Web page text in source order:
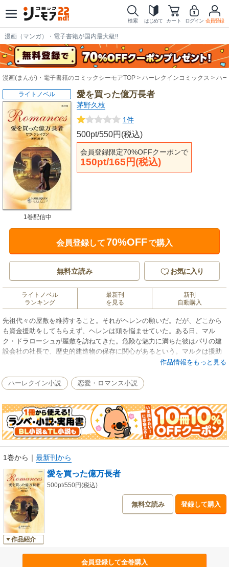
検索 はじめて カート ログイン 会員登録
漫画（マンガ）・電子書籍が国内最大級!!
漫画(まんが)・電子書籍のコミックシーモアTOP ハーレクインコミックス ハ
愛を買った億万長者
茅野久枝
1件
500pt/550円(税込)
会員登録限定70%OFFクーポンで
150pt/165円(税込)
ライトノベル
1巻配信中
会員登録して70%OFFで購入
無料立読み お気に入り
ライトノベル
ランキング
最新刊
を見る
新刊
自動購入
先祖代々の屋敷を維持すること。それがヘレンの願いだ。だが、どこから
も資金援助をしてもらえず、ヘレンは頭を悩ませていた。ある日、マル
ク・ドラローシュが屋敷を訪ねてきた。危険な魅力に満ちた彼はパリの建
設会社の社長で、歴史的建造物の保存に関心があるという。マルクは援助
を匂わせつつ、露骨に誘惑いをかけてくる。「あなたと関係を持つくらい
は再びやってきた。今度は恐るべき提案を抱えて。
作品情報をもっと見る
ハーレクイン小説 恋愛・ロマンス小説
1巻から ｜ 最新刊から
作品紹介
愛を買った億万長者
500pt/550円(税込)
無料立読み 登録して購入
会員登録して全巻購入